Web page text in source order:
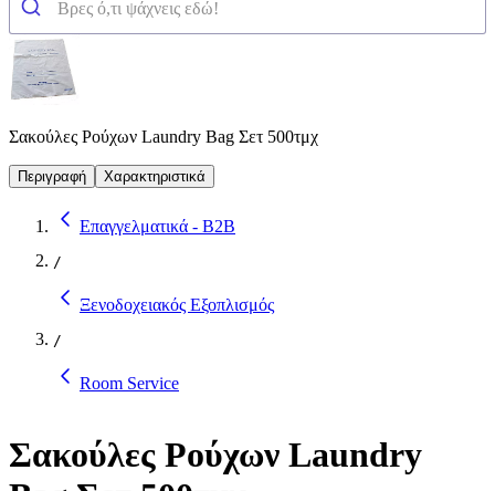
Σακούλες Pούχων Laundry Bag Σετ 500τμχ
Περιγραφή Χαρακτηριστικά
Επαγγελματικά - B2B
/
Ξενοδοχειακός Εξοπλισμός
/
Room Service
Σακούλες Pούχων Laundry